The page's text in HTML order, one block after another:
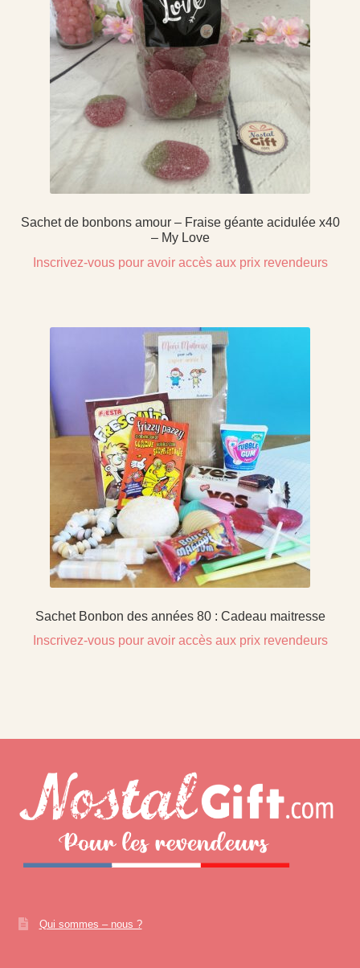
Sachet de bonbons amour – Fraise géante acidulée x40
– My Love
Inscrivez-vous pour avoir accès aux prix revendeurs
Sachet Bonbon des années 80 : Cadeau maitresse
Inscrivez-vous pour avoir accès aux prix revendeurs
Qui sommes – nous ?